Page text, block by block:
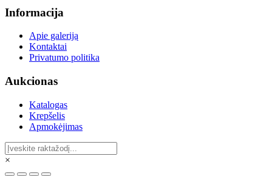
Informacija
Apie galeriją
Kontaktai
Privatumo politika
Aukcionas
Katalogas
Krepšelis
Apmokėjimas
×